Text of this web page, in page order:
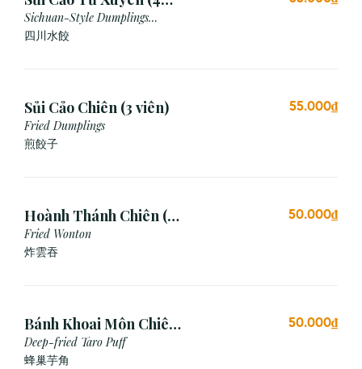
viên)
Sichuan-Style Dumplings
(Spicy)
四川水餃
Sủi Cảo Chiên (3 viên)
Fried Dumplings
煎餃子
55.000₫
Hoành Thánh Chiên (3
viên)
Fried Wonton
炸雲吞
50.000₫
Bánh Khoai Môn Chiên
Xù (3 viên)
Deep-fried Taro Puff
蜂巢芋角
50.000₫